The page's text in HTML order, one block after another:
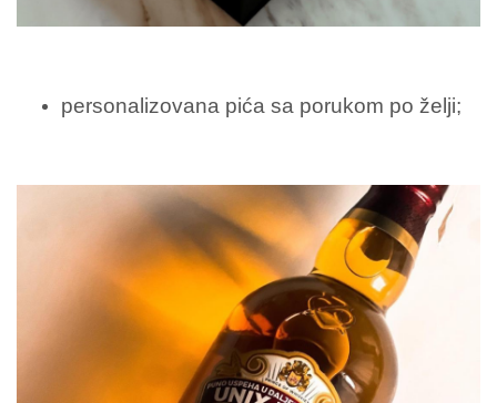
personalizovana pića sa porukom po želji;